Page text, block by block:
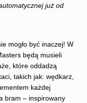
już od
mogło być inaczej! W
będą musieli
które oddadzą
takich jak: wędkarz,
każdej
bram – inspirowany